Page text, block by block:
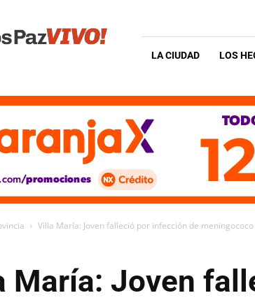
LA CIUDAD LOS
Villa María: Joven falleció por infección de meningococo
María: Joven